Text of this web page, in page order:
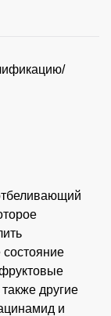
другие
и